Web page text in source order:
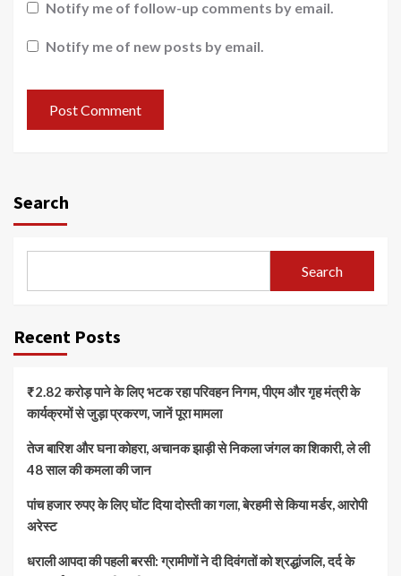
Notify me of follow-up comments by email.
Notify me of new posts by email.
Search
Search
Recent Posts
₹2.82 करोड़ पाने के लिए भटक रहा परिवहन निगम, पीएम और गृह मंत्री के
कार्यक्रमों से जुड़ा प्रकरण, जानें पूरा मामला
तेज बारिश और घना कोहरा, अचानक झाड़ी से निकला जंगल का शिकारी, ले ली
48 साल की कमला की जान
पांच हजार रुपए के लिए घोंट दिया दोस्ती का गला, बेरहमी से किया मर्डर, आरोपी
अरेस्ट
धराली आपदा की पहली बरसी: ग्रामीणों ने दी दिवंगतों को श्रद्धांजलि, दर्द के